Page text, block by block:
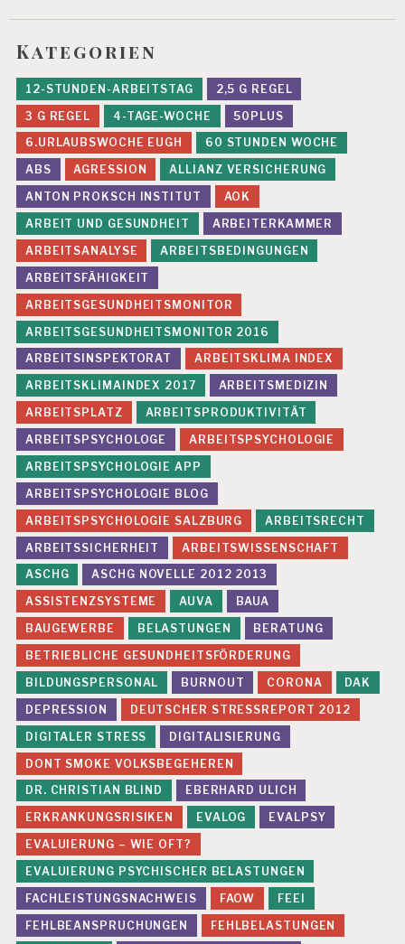
C
T
E
G
O
R
I
Z
E
D
Kategorien
12-STUNDEN-ARBEITSTAG
2,5 G REGEL
3 G REGEL
4-TAGE-WOCHE
50PLUS
6.URLAUBSWOCHE EUGH
60 STUNDEN WOCHE
ABS
AGRESSION
ALLIANZ VERSICHERUNG
ANTON PROKSCH INSTITUT
AOK
ARBEIT UND GESUNDHEIT
ARBEITERKAMMER
ARBEITSANALYSE
ARBEITSBEDINGUNGEN
ARBEITSFÄHIGKEIT
ARBEITSGESUNDHEITSMONITOR
ARBEITSGESUNDHEITSMONITOR 2016
ARBEITSINSPEKTORAT
ARBEITSKLIMA INDEX
ARBEITSKLIMAINDEX 2017
ARBEITSMEDIZIN
ARBEITSPLATZ
ARBEITSPRODUKTIVITÄT
ARBEITSPSYCHOLOGE
ARBEITSPSYCHOLOGIE
ARBEITSPSYCHOLOGIE APP
ARBEITSPSYCHOLOGIE BLOG
ARBEITSPSYCHOLOGIE SALZBURG
ARBEITSRECHT
ARBEITSSICHERHEIT
ARBEITSWISSENSCHAFT
ASCHG
ASCHG NOVELLE 2012 2013
ASSISTENZSYSTEME
AUVA
BAUA
BAUGEWERBE
BELASTUNGEN
BERATUNG
BETRIEBLICHE GESUNDHEITSFÖRDERUNG
BILDUNGSPERSONAL
BURNOUT CORONA
DAK
DEPRESSION
DEUTSCHER STRESSREPORT 2012
DIGITALER STRESS
DIGITALISIERUNG
DONT SMOKE VOLKSBEGEHEREN
DR. CHRISTIAN BLIND
EBERHARD ULICH
ERKRANKUNGSRISIKEN
EVALOG
EVALPSY
EVALUIERUNG – WIE OFT?
EVALUIERUNG PSYCHISCHER BELASTUNGEN
FACHLEISTUNGSNACHWEIS
FAOW
FEEI
FEHLBEANSPRUCHUNGEN
FEHLBELASTUNGEN